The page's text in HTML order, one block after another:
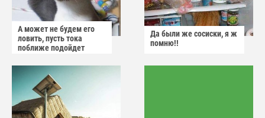
А может не будем его
ловить, пусть тока
поближе подойдет
Да были же сосиски, я ж
помню!!